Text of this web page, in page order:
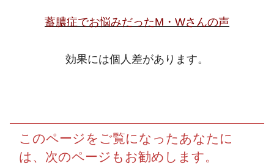
蓄膿症でお悩みだったM・Wさんの声
効果には個人差があります。
このページをご覧になったあなたに
は、次のページもお勧めします。